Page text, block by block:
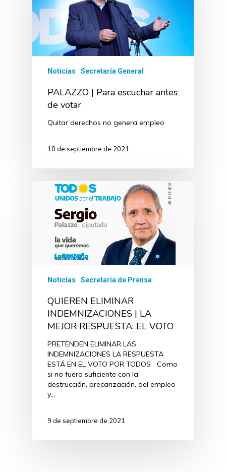
Noticias Secretaría General
PALAZZO | Para escuchar antes
de votar
Quitar derechos no genera empleo
10 de septiembre de 2021
Noticias Secretaría de Prensa
QUIEREN ELIMINAR
INDEMNIZACIONES | LA
MEJOR RESPUESTA: EL VOTO
PRETENDEN ELIMINAR LAS
INDEMNIZACIONES LA RESPUESTA
ESTÁ EN EL VOTO POR TODOS Como
si no fuera suficiente con la
destrucción, precarización, del empleo
y…
9 de septiembre de 2021